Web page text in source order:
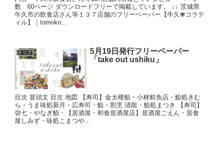
数 60ページ ダウンロードフリーで掲載しています。 ↓↓ 茨城県
牛久市の飲食店さん等１３７店舗のフリーペーパー【牛久✾コラテ
ィル】｜tomoko...
トップ
5月19日発行フリーペーパー
「take out ushiku」
目次 冒頭文 目次 地図 【寿司】金太楼鮨・小林鮮魚店・鮨処きむ
ら・うま味処新月・広寿司・鮨・割烹 清龍・鮨処まつき 【寿司】
弥七・やなぎ鮨・【居酒屋・和食居酒屋店】居酒屋ごえん・居食
屋しみず・味処こまつや...